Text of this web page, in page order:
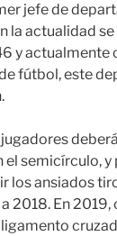
jefe de
la actualidad
y
fútbol, este
el semicírculo,
los ansiados
2018. En
ligamento